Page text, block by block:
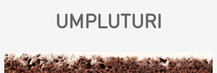
CakePops personalizat
Cupcake personalizat
Croissants & muffins
Biscuiţi
UMPLUTURI